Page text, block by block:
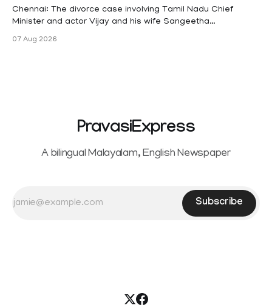
maternity
Chennai: The divorce case involving Tamil Nadu Chief
Minister and actor Vijay and his wife Sangeetha
Sowrnalingam has taken a new turn after Sangeetha
07 Aug 2026
PravasiExpress
A bilingual Malayalam, English Newspaper
Subscribe